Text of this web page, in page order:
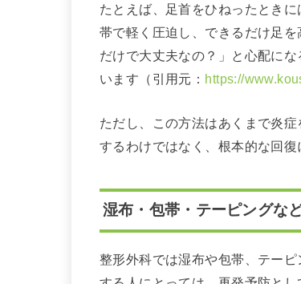
たとえば、足首をひねったとき
帯で軽く圧迫し、できるだけ足
だけで大丈夫なの？」と心配に
います（引用元： https://
ただし、この方法はあくまで炎
するわけではなく、根本的な回
湿布・包帯・テーピングな
整形外科では湿布や包帯、テー